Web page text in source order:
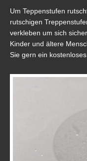
Um Teppenstufen
rutschigen
verkleben um sich
Kinder und ältere
Sie gern ein